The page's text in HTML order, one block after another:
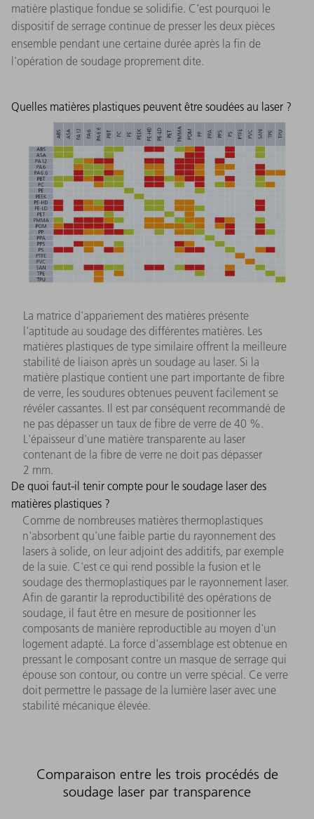
matière plastique fondue se solidifie. C'est pourquoi le
dispositif de serrage continue de presser les deux pièces
ensemble pendant une certaine durée après la fin de
l'opération de soudage proprement dite.
Quelles matières plastiques peuvent être soudées au laser ?
La matrice d'appariement des matières présente
l'aptitude au soudage des différentes matières. Les
matières plastiques de type similaire offrent la meilleure
stabilité de liaison après un soudage au laser. Si la
matière plastique contient une part importante de fibre
de verre, les soudures obtenues peuvent facilement se
révéler cassantes. Il est par conséquent recommandé de
ne pas dépasser un taux de fibre de verre de 40 %.
L'épaisseur d'une matière transparente au laser
contenant de la fibre de verre ne doit pas dépasser
2 mm.
De quoi faut-il tenir compte pour le soudage laser des
matières plastiques ?
Comme de nombreuses matières thermoplastiques
n'absorbent qu'une faible partie du rayonnement des
lasers à solide, on leur adjoint des additifs, par exemple
de la suie. C'est ce qui rend possible la fusion et le
soudage des thermoplastiques par le rayonnement laser.
Afin de garantir la reproductibilité des opérations de
soudage, il faut être en mesure de positionner les
composants de manière reproductible au moyen d'un
logement adapté. La force d'assemblage est obtenue en
pressant le composant contre un masque de serrage qui
épouse son contour, ou contre un verre spécial. Ce verre
doit permettre le passage de la lumière laser avec une
stabilité mécanique élevée.
Comparaison entre les trois procédés de
soudage laser par transparence